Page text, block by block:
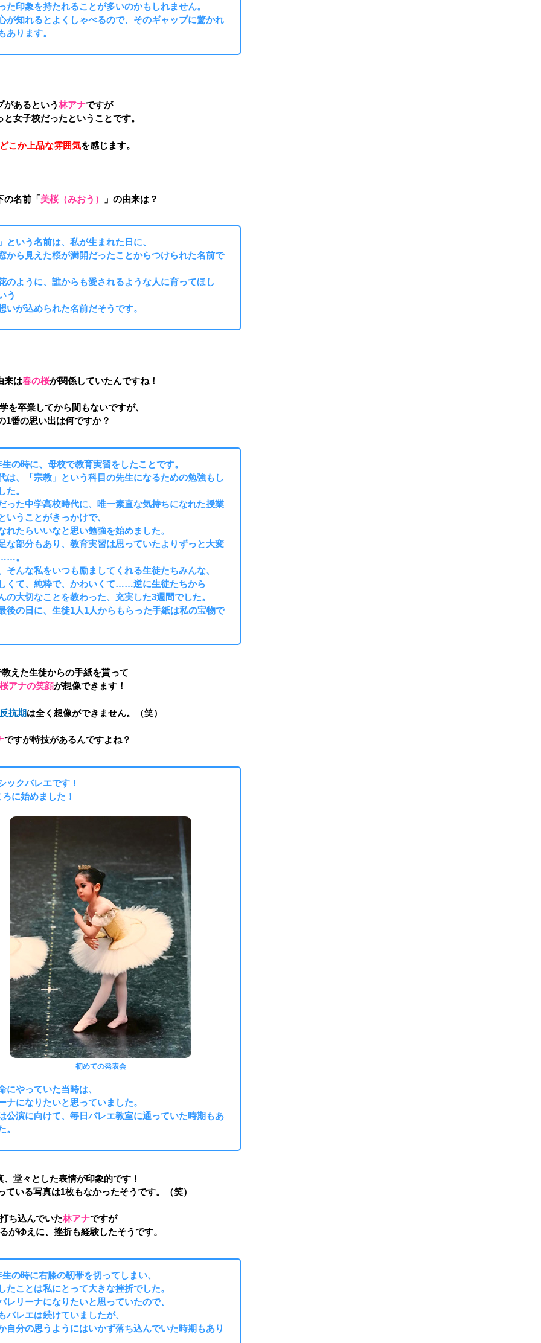
た印象を持たれることが多いのかもしれません。
が知れるとよくしゃべるので、そのギャップに驚かれ
あります。
があるという林アナですが
女子校だったということです。
どこか上品な雰囲気を感じます。
の名前「美桜（みおう） 」の由来は？
という名前は、私が生まれた日に、
から見えた桜が満開だったことからつけられた名前で
のように、誰からも愛されるような人に育ってほし
う
いが込められた名前だそうです。
来は春の桜が関係していたんですね！
を卒業してから間もないですが、
1番の思い出は何ですか？
の時に、母校で教育実習をしたことです。
は、「宗教」という科目の先生になるための勉強もし
た。
った中学高校時代に、唯一素直な気持ちになれた授業
いうことがきっかけで、
れたらいいなと思い勉強を始めました。
な部分もあり、教育実習は思っていたよりずっと大変
。
そんな私をいつも励ましてくれる生徒たちみんな、
くて、純粋で、かわいくて……逆に生徒たちから
の大切なことを教わった、充実した3週間でした。
後の日に、生徒1人1人からもらった手紙は私の宝物で
えた生徒からの手紙を貰って
アナの笑顔が想像できます！
抗期は全く想像ができません。（笑）
ですが特技があるんですよね？
ックバレエです！
に始めました！
初めての発表会
にやっていた当時は、
ナになりたいと思っていました。
公演に向けて、毎日バレエ教室に通っていた時期もあ
。
堂々とした表情が印象的です！
いる写真は1枚もなかったそうです。（笑）
ち込んでいた林アナですが
がゆえに、挫折も経験したそうです。
の時に右膝の靭帯を切ってしまい、
たことは私にとって大きな挫折でした。
レリーナになりたいと思っていたので、
バレエは続けていましたが、
自分の思うようにはいかず落ち込んでいた時期もあり